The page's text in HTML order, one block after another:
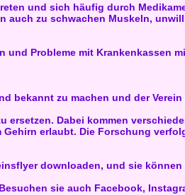
und sich häufig durch
auch zu schwachen Muskeln,
und Probleme mit Krankenkassen
bekannt zu machen und der
Dabei kommen
erlaubt. Die Forschung
downloaden, und sie
sie auch Facebook,